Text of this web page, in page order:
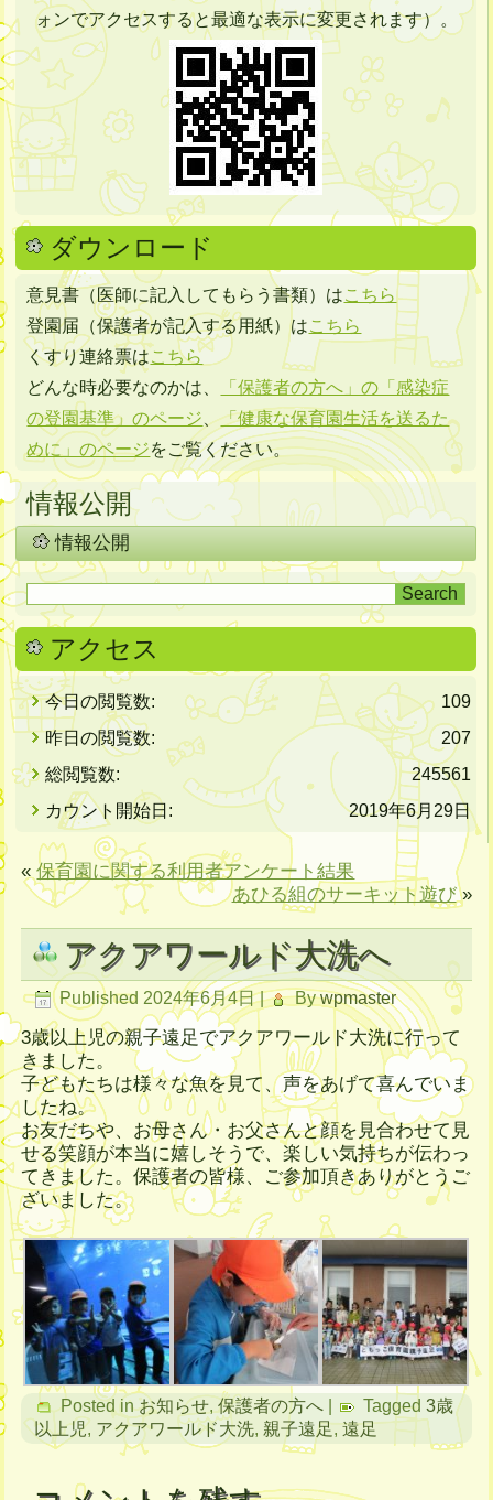
ォンでアクセスすると最適な表示に変更されます）。
ダウンロード
意見書（医師に記入してもらう書類）はこちら
登園届（保護者が記入する用紙）はこちら
くすり連絡票はこちら
どんな時必要なのかは、
「保護者の方へ」の「感染症
の登園基準」のページ 、「健康な保育園生活を送るた
めに」のページをご覧ください。
情報公開
情報公開
アクセス
109
今日の閲覧数:
207
昨日の閲覧数:
245561
総閲覧数:
2019年6月29日
カウント開始日:
«保育園に関する利用者アンケート結果
あひる組のサーキット遊び»
アクアワールド大洗へ
Published 2024年6月4日| By wpmaster
3歳以上児の親子遠足でアクアワールド大洗に行って
きました。
子どもたちは様々な魚を見て、声をあげて喜んでいま
したね。
お友だちや、お母さん・お父さんと顔を見合わせて見
せる笑顔が本当に嬉しそうで、楽しい気持ちが伝わっ
てきました。保護者の皆様、ご参加頂きありがとうご
ざいました。
Posted in お知らせ,保護者の方へ Tagged 3歳
以上児, アクアワールド大洗,親子遠足,遠足